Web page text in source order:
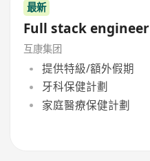
最新
Full stack engineer
互康集团
提供特級/額外假期
牙科保健計劃
家庭醫療保健計劃